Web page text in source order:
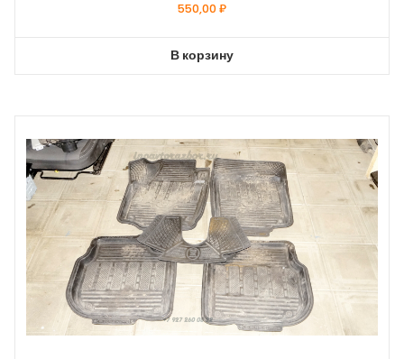
550,00₽
В корзину